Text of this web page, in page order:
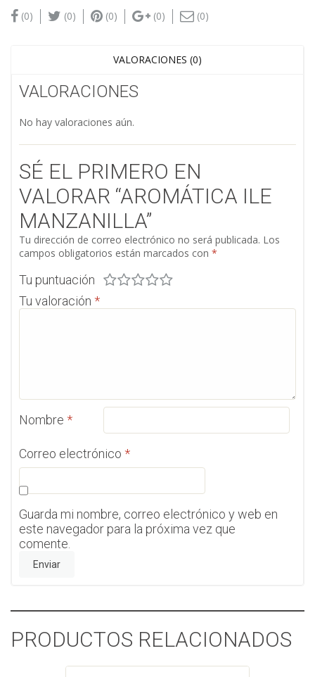
(0)
(0) (0) (0) (0)
VALORACIONES (0)
VALORACIONES
No hay valoraciones aún.
SÉ EL PRIMERO EN
VALORAR “AROMÁTICA ILE
MANZANILLA”
Tu dirección de correo electrónico no será publicada. Los
campos obligatorios están marcados con *
Tu puntuación
Tu valoración *
Nombre *
Correo electrónico *
Guarda mi nombre, correo electrónico y web en
este navegador para la próxima vez que
comente.
PRODUCTOS RELACIONADOS